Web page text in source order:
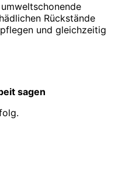
Rückstände
und gleichzeitig
sagen